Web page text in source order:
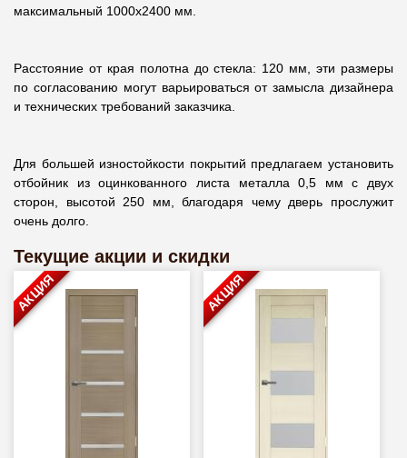
максимальный 1000х2400 мм.
Расстояние от края полотна до стекла: 120 мм, эти размеры
по согласованию могут варьироваться от замысла дизайнера
и технических требований заказчика.
Для большей изностойкости покрытий предлагаем установить
отбойник из оцинкованного листа металла 0,5 мм с двух
сторон, высотой 250 мм, благодаря чему дверь прослужит
очень долго.
Текущие акции и скидки
АКЦИЯ АКЦИЯ